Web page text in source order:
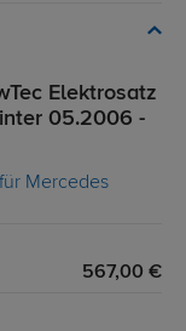
Elektrosatz
05.2006 -
567,00 €